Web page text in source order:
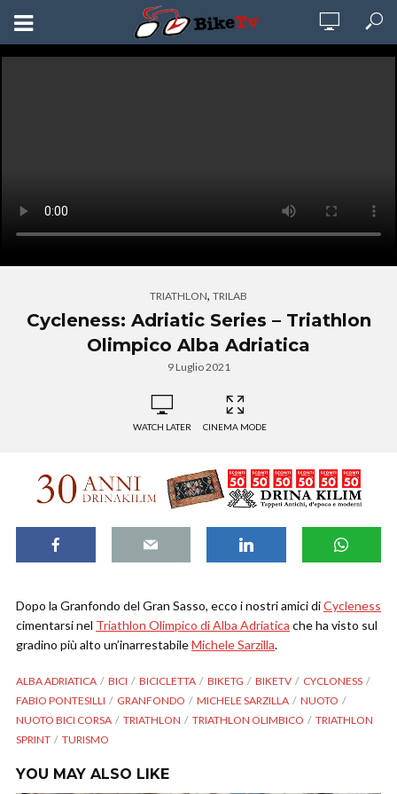
TRIATHLON, TRILAB
Cycleness: Adriatic Series – Triathlon
Olimpico Alba Adriatica
9 Luglio 2021
WATCH LATER CINEMA MODE
Dopo la Granfondo del Gran Sasso, ecco i nostri amici diCycleness
cimentarsi nel Triathlon Olimpico di Alba Adriatica che ha visto sul
gradino più alto un’inarrestabileMichele Sarzilla.
ALBA ADRIATICA BICI BICICLETTA BIKETG BIKETV
CYCLONESS
FABIO PONTESILLI
GRANFONDO MICHELE SARZILLA
NUOTO
NUOTO BICI CORSA
TRIATHLON TRIATHLON OLIMBICO
TRIATHLON
SPRINT
TURISMO
YOU MAY ALSO LIKE